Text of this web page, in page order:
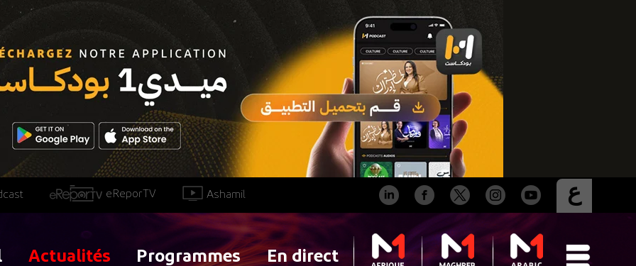
ع Ashamil
eReporTV
En direct
Programmes
Actualités